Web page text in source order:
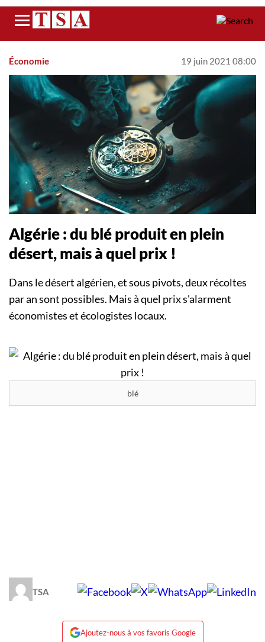
Menu
Économie 19 juin 2021 08:00
Algérie : du blé produit en plein
désert, mais à quel prix !
Dans le désert algérien, et sous pivots, deux récoltes
par an sont possibles. Mais à quel prix s'alarment
économistes et écologistes locaux.
blé
TSA
Ajoutez-nous à vos favoris Google